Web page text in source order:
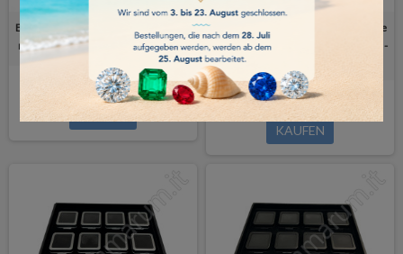
Elegante abschließbare Holzvitrine
mit Sichtfenster - 9 Edelsteidosen
120,00 €
KAUFEN
Elegante abschließbare Holzvitrine
mit Sichtfenster - 9 Edelsteidosen -
120,00 €
KAUFEN